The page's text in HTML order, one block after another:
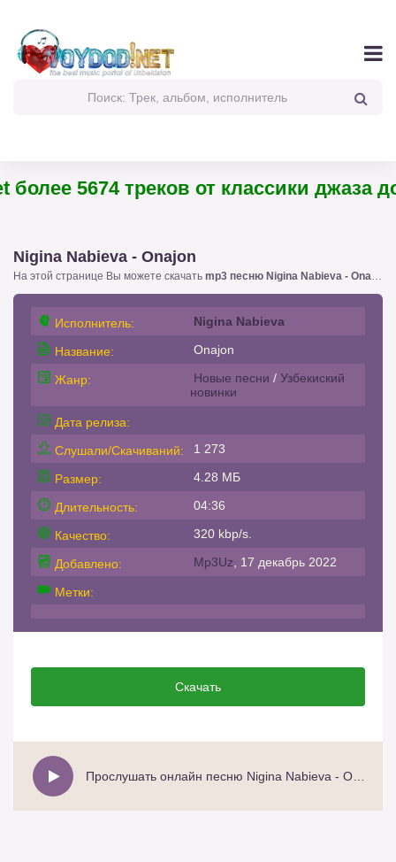
5674 треков от классики джаза до
Nigina Nabieva - Onajon
На этой странице Вы можете скачать mp3 песню Nigina Nabieva - Onajon
Исполнитель: Nigina Nabieva
Название: Onajon
Жанр: Новые песни / Узбекиский
новинки
Дата релиза:
Слушали/Скачиваний:
1 273
Размер: 4.28 МБ
Длительность: 04:36
Качество: 320 kbp/s.
Добавлено: Mp3Uz , 17 декабрь 2022
Метки:
Скачать